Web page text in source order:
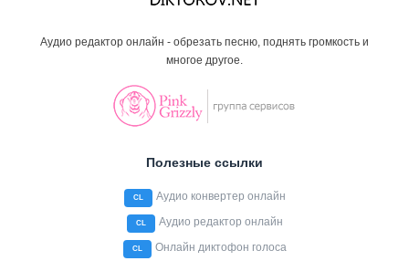
Аудио редактор онлайн - обрезать песню, поднять громкость и
многое другое.
Полезные ссылки
CL Аудио конвертер онлайн
CL Аудио редактор онлайн
CL Онлайн диктофон голоса